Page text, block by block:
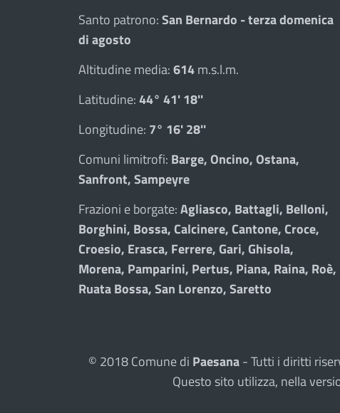
Santo patrono:San Bernardo - terza domenica
di agosto
Altitudine media:614m.s.l.m.
Latitudine:44° 41' 18''
Longitudine: 7° 16' 28''
Comuni limitrofi: Barge, Oncino, Ostana,
Sanfront, Sampeyre
Frazioni e borgate:Agliasco, Battagli, Belloni,
Borghini, Bossa, Calcinere, Cantone, Croce,
Croesio, Erasca, Ferrere, Gari, Ghisola,
Morena, Pamparini, Pertus, Piana, Raina, Roè,
Ruata Bossa, San Lorenzo, Saretto
© 2018 Comune di Paesana- Tutti i diritti
Questo sito utilizza, nella